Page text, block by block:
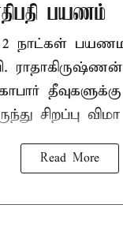
பயணம்
2 நாட்கள்
சிறப்பு
Read More